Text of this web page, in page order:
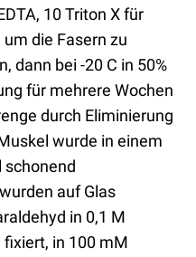
10 Triton X für
die Fasern zu
dann bei -20 C in 50%
für mehrere Wochen
durch Eliminierung
wurde in einem
schonend
auf Glas
in 0,1 M
in 100 mM